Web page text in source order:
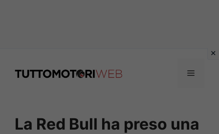
Menu
La Red Bull ha preso una